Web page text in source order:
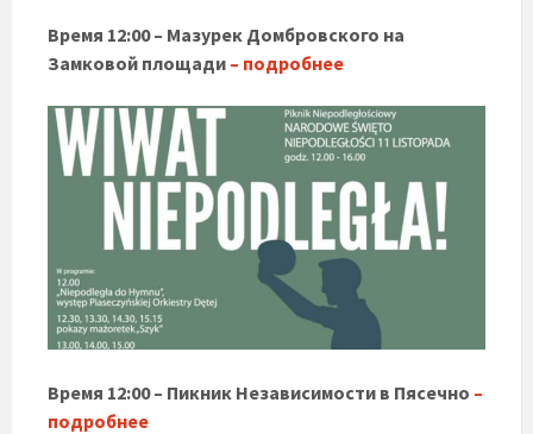
Время 12:00 – Мазурек Домбровского на
Замковой площади – подробнее
Время 12:00 – Пикник Независимости в Пясечно –
подробнее